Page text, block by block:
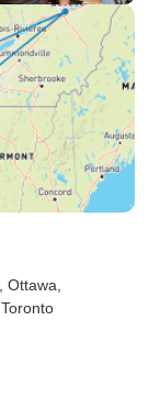
, Ottawa
, Toronto